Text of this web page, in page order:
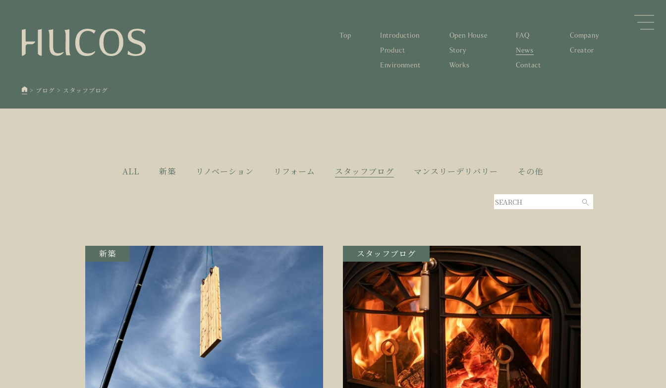
Top Introduction
5 空き家とリノベーション
Product
1 蓄熱するパッシブデザイン
4 家づくりの流れ
Environment
Open House
Story
Works
FAQ
News
Contact
Company
Creator
4 100年後も評価される住宅へ
自然素材の温もりと快適性を実現
4 家づくりの流れ
> ブログ > スタッフブログ
ALL 新築 リノベーション リフォーム スタッフブログ マンスリーデリバリー その他
新築 スタッフブログ